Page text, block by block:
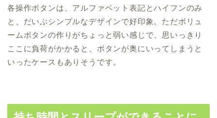
各操作ボタンは、アルファベット表記とハイフンのみ
と、だいぶシンプルなデザインで好印象。ただボリュ
ームボタンの作りがちょっと弱い感じで、思いっきり
ここに負荷がかかると、ボタンが奥にいってしまうと
いったケースもありそうです。